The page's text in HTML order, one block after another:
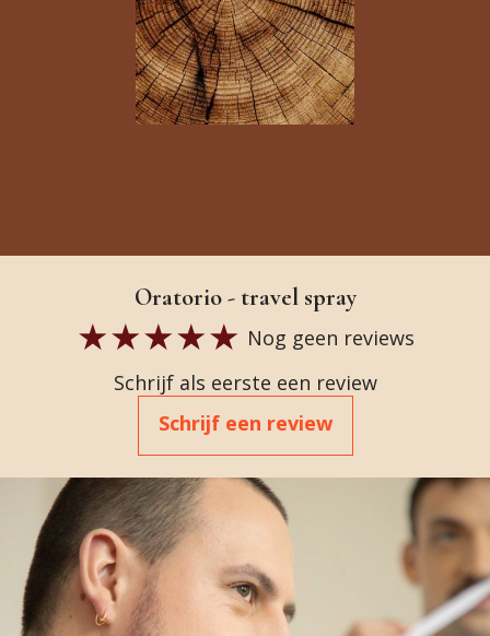
Oratorio - travel spray
Nog geen reviews
Schrijf als eerste een review
Schrijf een review